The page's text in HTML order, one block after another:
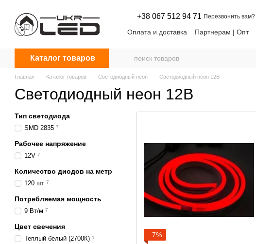
+38 067 512 94 71 Перезвонить вам?
Оплата и доставка Партнерам | Опт
Каталог товаров
Главная Каталог товаров Светодиодный неон Светодиодный неон 12В
Светодиодный неон 12В
−7%
Тип светодиода
SMD 2835 7
Рабочее напряжение
12V 7
Количество диодов на метр
120 шт 7
Потребляемая мощность
9 Вт/м 7
Цвет свечения
Теплый белый (2700К) 1